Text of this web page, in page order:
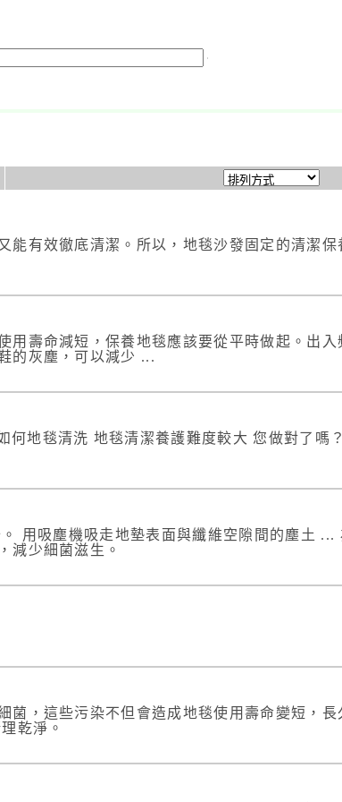
有效徹底清潔。所以，地毯沙發固定的清潔
壽命減短，保養地毯應該要從平時做起。出
的灰塵，可以減少 ...
地毯清洗 地毯清潔養護難度較大 您做對了嗎
用吸塵機吸走地墊表面與纖維空隙間的塵土 ...
減少細菌滋生。
，這些污染不但會造成地毯使用壽命變短，
乾淨。